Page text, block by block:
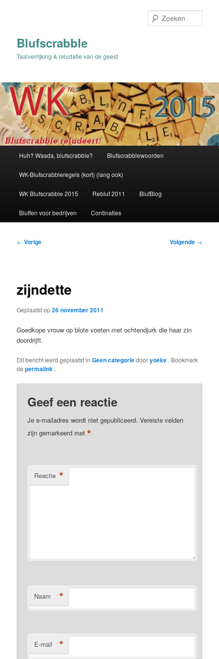
inhoudBlufscrabble
Taalverrijking & reludatie van de geest
Huh? Wasda, blufscrabble? Blufscrabblewoorden
WK-Blufscrabbleregels (kort) (lang ook)
WK Blufscrabble 2015 Rebluf 2011 BlufBlog
Bluffen voor bedrijven Continaties
Bericht
← Vorige Volgende →
zijndette
Geplaatst op26 november 2011
Goedkope vrouw op blote voeten met ochtendjurk die haar zin
doordrijft.
Dit bericht werd geplaatst inGeen categoriedooryoeke . Bookmark
depermalink .
Geef een reactie
Je e-mailadres wordt niet gepubliceerd. Vereiste velden
zijn gemarkeerd met*
Reactie *
Naam *
E-mail *